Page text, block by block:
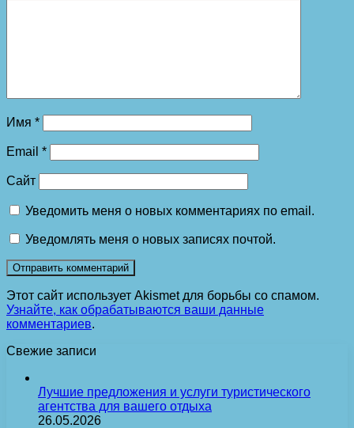
Имя *
Email *
Сайт
Уведомить меня о новых комментариях по email.
Уведомлять меня о новых записях почтой.
Этот сайт использует Akismet для борьбы со спамом.
Узнайте, как обрабатываются ваши данные
комментариев.
Свежие записи
Лучшие предложения и услуги туристического
агентства для вашего отдыха
26.05.2026